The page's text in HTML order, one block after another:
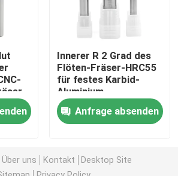
Innerer R 2 Grad des
Flöten-Fräser-HRC55
für festes Karbid-
Aluminium
Anfrage absenden
Über uns Kontakt
Desktop Site